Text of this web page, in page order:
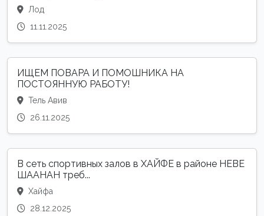
Лод
11.11.2025
ИЩЕМ ПОВАРА И ПОМОШНИКА НА
ПОСТОЯННУЮ РАБОТУ!
Тель Авив
26.11.2025
В сеть спортивных залов в ХАЙФЕ в районе НЕВЕ
ШААНАН треб...
Хайфа
28.12.2025